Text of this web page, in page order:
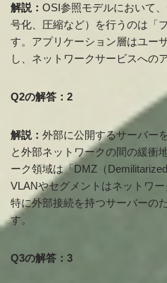
解説： OSI参照モデルにおいて
号化、圧縮など）を行うのは「
す。アプリケーション層はユー
し、ネットワークサービスへの
Q2の解答：2
解説： 外部に公開するサーバー
と外部ネットワークの間の緩衝
ーク領域は「DMZ（
VLANやセグメントはネットワ
特に外部接続を持つサーバーの
す。
Q3の解答：3